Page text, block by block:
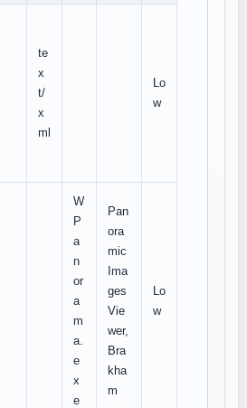
te
x
t/
x
ml
Lo
w
W
P
a
n
or
a
m
a.
e
x
e
Pan
ora
mic
Ima
ges
Vie
wer,
Bra
kha
m
Lo
w